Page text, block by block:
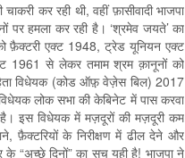
कर रही थी, वहीं फ़ासीवादी भाजपा
पर हमला कर रही है। ‘श्रमेव जयते’ का
फ़ैक्टरी एक्ट 1948, ट्रेड यूनियन एक्ट
1961 से लेकर तमाम श्रम क़ानूनों को
विधेयक (कोड ऑफ़़ वेज़ेस बिल) 2017
लोक सभा की केबिनेट में पास करवा
इस विधेयक में मज़दूरों की मज़दूरी कम
फ़ैक्टरियों के निरीक्षण में ढील देने और
के “अच्छे दिनों” का सच यही है! भाजपा ने